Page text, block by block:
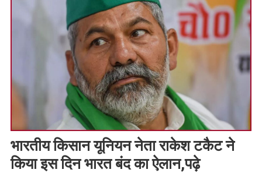
भारतीय किसान यूनियन नेता राकेश टकैट ने
किया इस दिन भारत बंद का ऐलान,पढ़े